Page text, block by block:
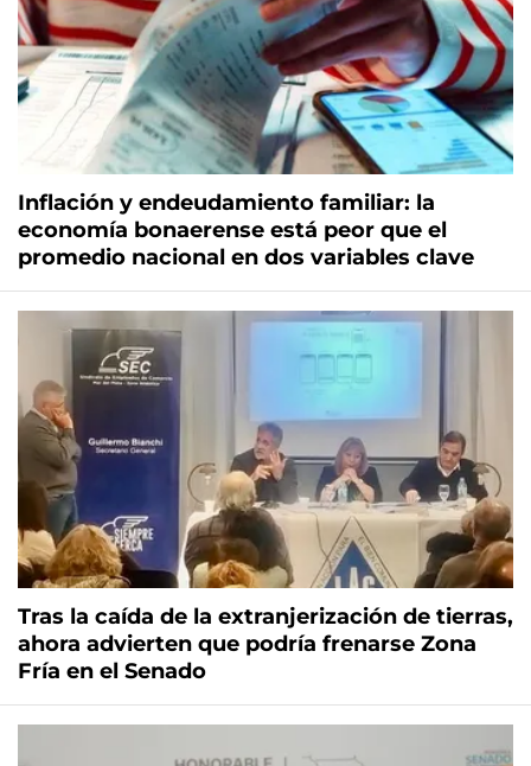
Inflación y endeudamiento familiar: la
economía bonaerense está peor que el
promedio nacional en dos variables clave
Tras la caída de la extranjerización de tierras,
ahora advierten que podría frenarse Zona
Fría en el Senado